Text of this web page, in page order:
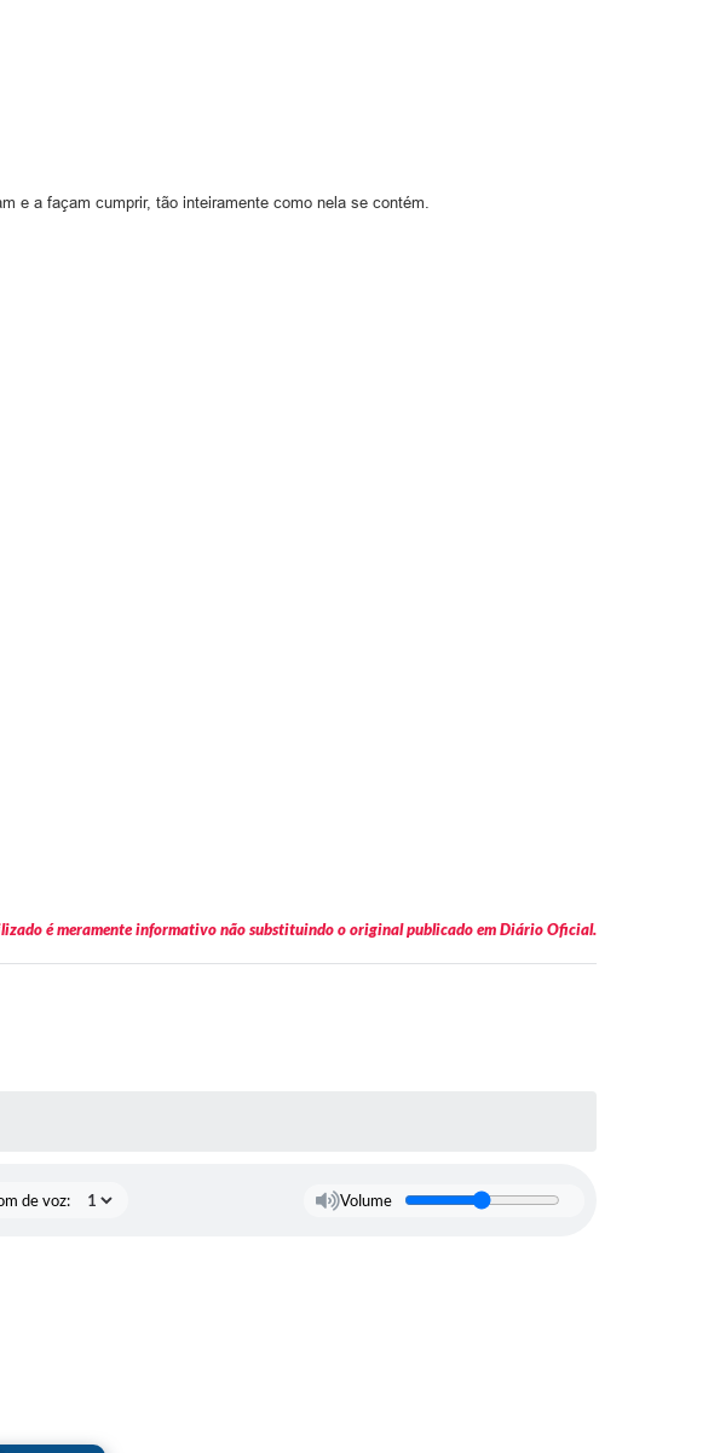
e a façam cumprir, tão inteiramente como nela se contém.
é meramente informativo não substituindo o original publicado em Diário Oficial.
de voz: Volume